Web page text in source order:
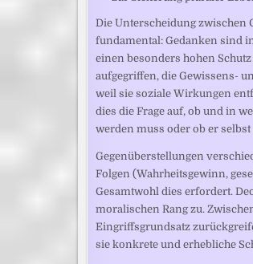
Die Unterscheidung zwischen
fundamental: Gedanken sind
einen besonders hohen
aufgegriffen, die Gewissens-
weil sie soziale Wirkungen
dies die Frage auf, ob und in
werden muss oder ob er
Gegenüberstellungen
Folgen (Wahrheitsgewinn,
Gesamtwohl dies erfordert.
moralischen Rang zu.
Eingriffsgrundsatz
sie konkrete und erhebliche